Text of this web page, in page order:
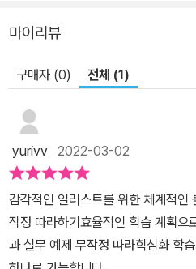
마이리뷰
구매자 (0) 전체 (1)
yurivv 2022-03-02
감각적인 일러스트를 위한 체계적
작정 따라하기효율적인 학습 계획으
과 실무 예제 무작정 따라힉심화 학